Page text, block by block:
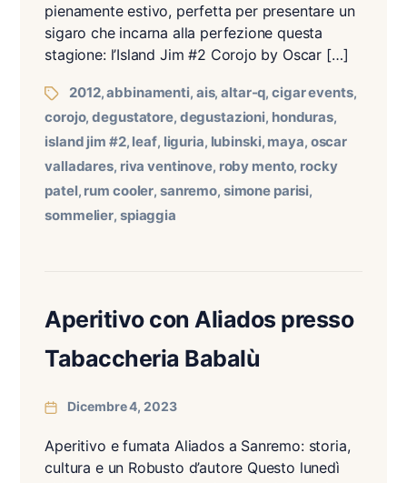
pienamente estivo, perfetta per presentare un
sigaro che incarna alla perfezione questa
stagione: l’Island Jim #2 Corojo by Oscar […]
2012,abbinamenti, ais,altar-q,cigar events,
corojo,degustatore, degustazioni, honduras,
island jim #2, leaf, liguria, lubinski, maya, oscar
valladares, riva ventinove, roby mento, rocky
patel, rum cooler, sanremo, simone parisi,
sommelier, spiaggia
Aperitivo con Aliados presso
Tabaccheria Babalù
Dicembre 4, 2023
Aperitivo e fumata Aliados a Sanremo: storia,
cultura e un Robusto d’autore Questo lunedì